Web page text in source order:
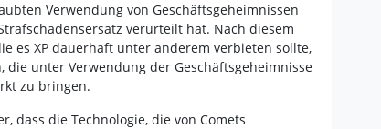
Verwendung von Geschäftsgeheimnissen
verurteilt hat. Nach diesem
es XP dauerhaft unter anderem verbieten sollte,
die unter Verwendung der Geschäftsgeheimnisse
zu bringen.
dass die Technologie, die von Comets